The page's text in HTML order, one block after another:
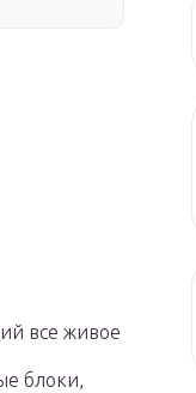
все живое
блоки,